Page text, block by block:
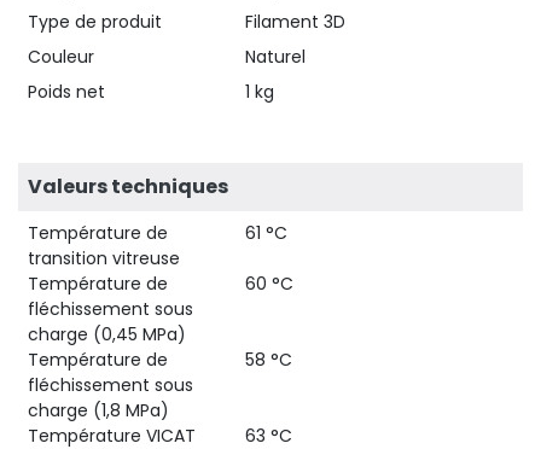
Type de produit
Filament 3D
Couleur
Naturel
Poids net
1 kg
Valeurs techniques
Température de
transition vitreuse
61 °C
Température de
fléchissement sous
charge (0,45 MPa)
60 °C
Température de
fléchissement sous
charge (1,8 MPa)
58 °C
Température VICAT
63 °C